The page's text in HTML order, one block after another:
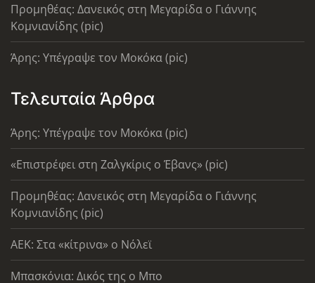
Προμηθέας: Δανεικός στη Μεγαρίδα ο Γιάννης
Κομνιανίδης (pic)
Άρης: Υπέγραψε τον Μοκόκα (pic)
Τελευταία Άρθρα
Άρης: Υπέγραψε τον Μοκόκα (pic)
«Επιστρέφει στη Ζαλγκίρις ο Έβανς» (pic)
Προμηθέας: Δανεικός στη Μεγαρίδα ο Γιάννης
Κομνιανίδης (pic)
AEK: Στα «κίτρινα» ο Νόλεϊ
Μπασκόνια: Δικός της ο Μπο